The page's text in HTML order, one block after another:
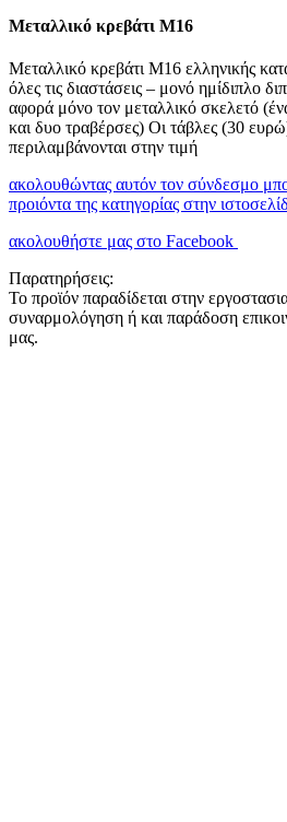
Μεταλλικό κρεβάτι Μ16
Μεταλλικό κρεβάτι Μ16 ελληνικής
όλες τις διαστάσεις – μονό ημίδιπλο
αφορά μόνο τον μεταλλικό σκελετό
και δυο τραβέρσες) Οι τάβλες (30
περιλαμβάνονται στην τιμή
ακολουθώντας αυτόν τον σύνδεσμο
προιόντα της κατηγορίας στην
ακολουθήστε μας στο Facebook
Παρατηρήσεις:
Το προϊόν παραδίδεται στην
συναρμολόγηση ή και παράδοση
μας.